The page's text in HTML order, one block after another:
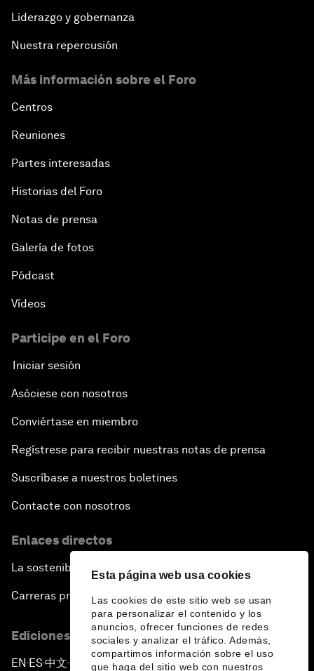
Esta página web usa cookies
Las cookies de este sitio web se usan
para personalizar el contenido y los
anuncios, ofrecer funciones de redes
sociales y analizar el tráfico. Además,
compartimos información sobre el uso
que haga del sitio web con nuestros
Liderazgo y gobernanza
Nuestra repercusión
Más información sobre el Foro
Centros
Reuniones
Partes interesadas
Historias del Foro
Notas de prensa
Galería de fotos
Pódcast
Vídeos
Participe en el Foro
Iniciar sesión
Asóciese con nosotros
Conviértase en miembro
Regístrese para recibir nuestras notas de prensa
Suscríbase a nuestros boletines
Contacte con nosotros
Enlaces directos
La sostenibilidad en el Foro
Carreras profesionales
Ediciones en otros idiomas
EN ▪ES▪中文▪ 日本語